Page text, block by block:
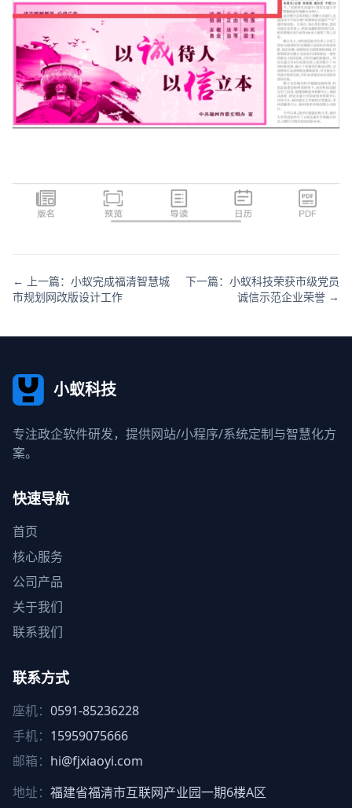
← 上一篇：小蚁完成福清智慧城
市规划网改版设计工作
下一篇：小蚁科技荣获市级党员
诚信示范企业荣誉 →
小蚁科技
专注政企软件研发，提供网站/小程序/系统定制与智慧化方
案。
快速导航
首页
核心服务
公司产品
关于我们
联系我们
联系方式
座机： 0591-85236228
手机： 15959075666
邮箱： hi@fjxiaoyi.com
地址： 福建省福清市互联网产业园一期6楼A区